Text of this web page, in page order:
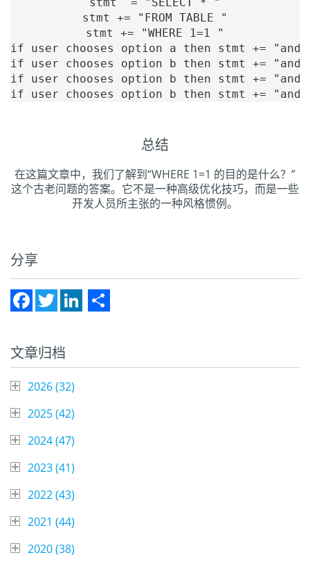
stmt += "FROM TABLE "
stmt += "WHERE 1=1 "
if user chooses option a then stmt +=
if user chooses option b then stmt +=
if user chooses option b then stmt +=
总结
在这篇文章中，我们了解到“WHERE 1=1 的目的是什么？”
这个古老问题的答案。它不是一种高级优化技巧，而是一些
开发人员所主张的一种风格惯例。
分享
文章归档
2026 (32)
2025 (42)
2024 (47)
2023 (41)
2022 (43)
2021 (44)
2020 (38)